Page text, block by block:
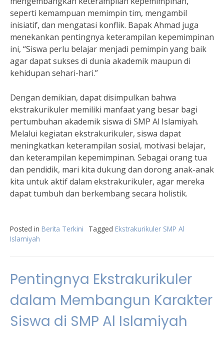
seperti kemampuan memimpin tim, mengambil
inisiatif, dan mengatasi konflik. Bapak Ahmad juga
menekankan pentingnya keterampilan kepemimpinan
ini, “Siswa perlu belajar menjadi pemimpin yang baik
agar dapat sukses di dunia akademik maupun di
kehidupan sehari-hari.”
Dengan demikian, dapat disimpulkan bahwa
ekstrakurikuler memiliki manfaat yang besar bagi
pertumbuhan akademik siswa di SMP Al Islamiyah.
Melalui kegiatan ekstrakurikuler, siswa dapat
meningkatkan keterampilan sosial, motivasi belajar,
dan keterampilan kepemimpinan. Sebagai orang tua
dan pendidik, mari kita dukung dan dorong anak-anak
kita untuk aktif dalam ekstrakurikuler, agar mereka
dapat tumbuh dan berkembang secara holistik.
Posted in Berita Terkini Tagged Ekstrakurikuler SMP Al
Islamiyah
Pentingnya Ekstrakurikuler
dalam Membangun Karakter
Siswa di SMP Al Islamiyah